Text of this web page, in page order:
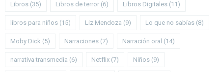
Libros (35) Libros de terror (6) Libros Digitales (11)
libros para niños (15) Liz Mendoza (9) Lo que no sabías (8)
Moby Dick (5) Narraciones (7) Narración oral (14)
narrativa transmedia (6) Netflix (7) Niños (9)